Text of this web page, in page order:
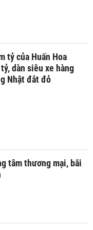
tỷ của Huấn Hoa
dàn siêu xe hàng
Nhật đắt đỏ
tâm thương mại, bãi